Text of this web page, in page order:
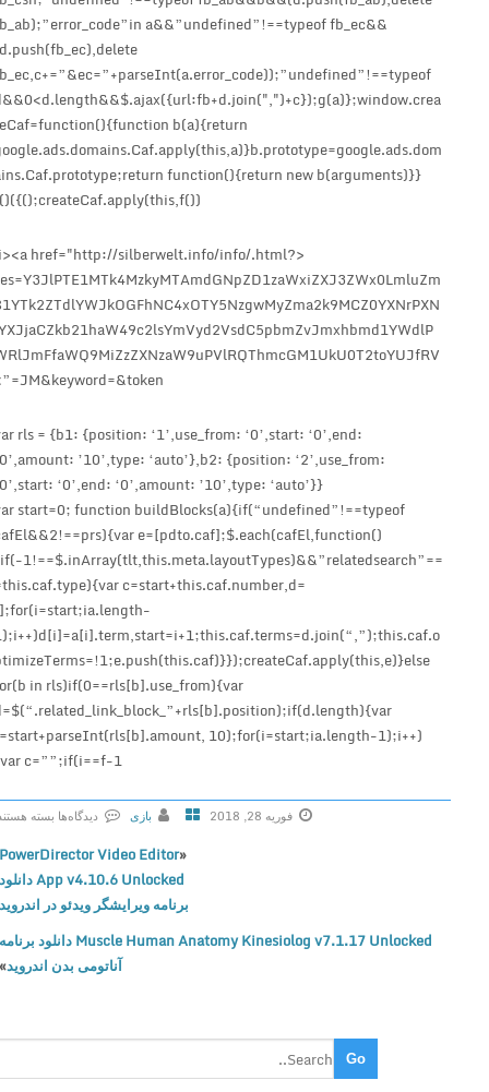
fb_ab);”error_code”in a&&”undefined”!==typeof fb_ec&&
(d.push(fb_ec),delete
fb_ec,c+=”&ec=”+parseInt(a.error_code));”undefined”!==typeof
d&&0<d.length&&$.ajax({url:fb+d.join(",")+c});g(a)};window.crea
teCaf=function(){function b(a){return
google.ads.domains.Caf.apply(this,a)}b.prototype=google.ads.dom
ains.Caf.prototype;return function(){return new b(arguments)}}
();createCaf.apply(this,f())})();
<li><a href="http://silberwelt.info/info/.html?
ses=Y3JlPTE1MTk4MzkyMTAmdGNpZD1zaWxiZXJ3ZWx0LmluZm
81YTk2ZTdlYWJkOGFhNC4xOTY5NzgwMyZma2k9MCZ0YXNrPXN
lYXJjaCZkb21haW49c2lsYmVyd2VsdC5pbmZvJmxhbmd1YWdlP
WRlJmFfaWQ9MiZzZXNzaW9uPVlRQThmcGM1UkU0T2toYUJfRV
JM&keyword=&token=”>
var rls = {b1: {position: ‘1’,use_from: ‘0’,start: ‘0’,end:
‘0’,amount: ’10’,type: ‘auto’},b2: {position: ‘2’,use_from:
‘0’,start: ‘0’,end: ‘0’,amount: ’10’,type: ‘auto’}}
var start=0; function buildBlocks(a){if(“undefined”!==typeof
cafEl&&2!==prs){var e=[pdto.caf];$.each(cafEl,function()
{if(-1!==$.inArray(tlt,this.meta.layoutTypes)&&”relatedsearch”==
=this.caf.type){var c=start+this.caf.number,d=
[];for(i=start;ia.length-
1);i++)d[i]=a[i].term,start=i+1;this.caf.terms=d.join(“,”);this.caf.o
ptimizeTerms=!1;e.push(this.caf)}});createCaf.apply(this,e)}else
for(b in rls)if(0==rls[b].use_from){var
d=$(“.related_link_block_”+rls[b].position);if(d.length){var
f=start+parseInt(rls[b].amount, 10);for(i=start;ia.length-1);i++)
{var c=””;if(i==f-1
فوریه 28, 2018 بازی
دیدگاه‌ها
ر
ا
ی
D
r
i
بسته هستند
PowerDirector Video Editor
App v4.10.6 Unlocked دانلود
برنامه ویرایشگر ویدئو در اندروید
Muscle Human Anatomy Kinesiolog v7.1.17 Unlocked دانلود برنامه
آناتومی بدن اندروید»